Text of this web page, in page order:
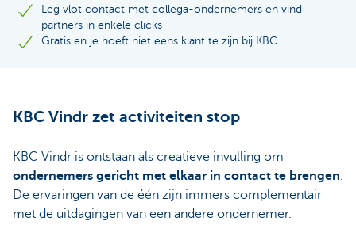
Leg vlot contact met collega-ondernemers en vind
partners in enkele clicks
Gratis en je hoeft niet eens klant te zijn bij KBC
KBC Vindr zet activiteiten stop
KBC Vindr is ontstaan als creatieve invulling om
ondernemers gericht met elkaar in contact te brengen.
De ervaringen van de één zijn immers complementair
met de uitdagingen van een andere ondernemer.